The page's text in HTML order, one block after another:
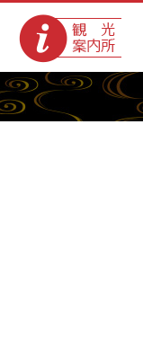
観光案内所